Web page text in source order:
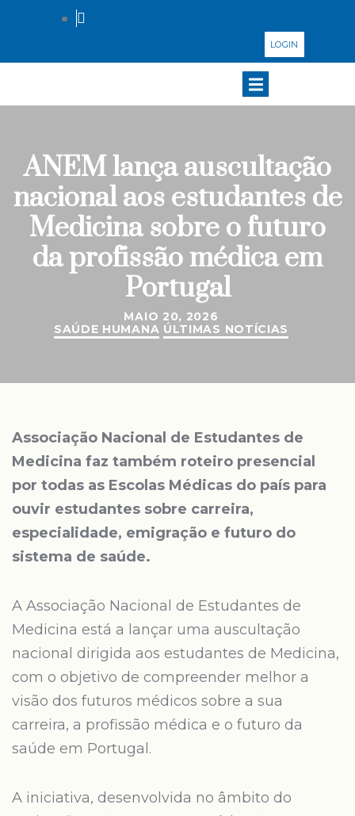
LOGIN
ANEM lança auscultação
nacional aos estudantes de
Medicina sobre o futuro
da profissão médica em
Portugal
MAIO 20, 2026
SAÚDE HUMANA ÚLTIMAS NOTÍCIAS
Associação Nacional de Estudantes de
Medicina faz também roteiro presencial
por todas as Escolas Médicas do país para
ouvir estudantes sobre carreira,
especialidade, emigração e futuro do
sistema de saúde.
A Associação Nacional de Estudantes de
Medicina está a lançar uma auscultação
nacional dirigida aos estudantes de Medicina,
com o objetivo de compreender melhor a
visão dos futuros médicos sobre a sua
carreira, a profissão médica e o futuro da
saúde em Portugal.
A iniciativa, desenvolvida no âmbito do